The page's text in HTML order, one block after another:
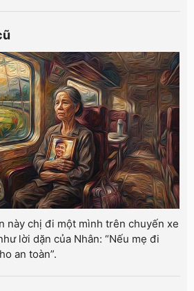
này chị đi một mình trên chuyến xe
lời dặn của Nhân: “Nếu mẹ đi
an toàn”.